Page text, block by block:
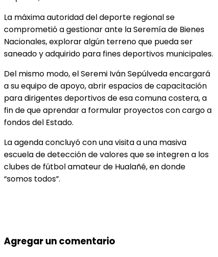
La máxima autoridad del deporte regional se
comprometió a gestionar ante la Seremía de Bienes
Nacionales, explorar algún terreno que pueda ser
saneado y adquirido para fines deportivos municipales.
Del mismo modo, el Seremi Iván Sepúlveda encargará
a su equipo de apoyo, abrir espacios de capacitación
para dirigentes deportivos de esa comuna costera, a
fin de que aprendar a formular proyectos con cargo a
fondos del Estado.
La agenda concluyó con una visita a una masiva
escuela de detección de valores que se integren a los
clubes de fútbol amateur de Hualañé, en donde
“somos todos”.
Agregar un comentario